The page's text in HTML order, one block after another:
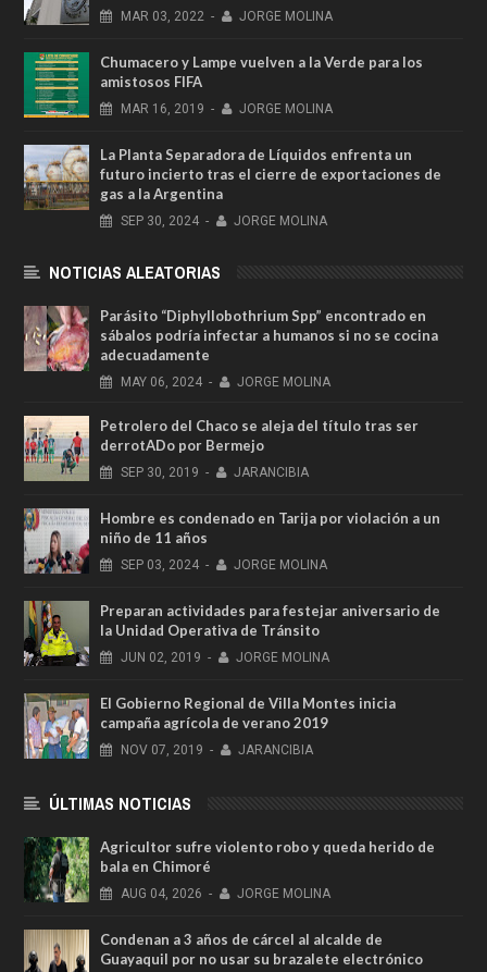
MAR 03, 2022 - JORGE MOLINA
Chumacero y Lampe vuelven a la Verde para los
amistosos FIFA
MAR 16, 2019 - JORGE MOLINA
La Planta Separadora de Líquidos enfrenta un
futuro incierto tras el cierre de exportaciones de
gas a la Argentina
SEP 30, 2024 - JORGE MOLINA
NOTICIAS ALEATORIAS
Parásito “Diphyllobothrium Spp” encontrado en
sábalos podría infectar a humanos si no se cocina
adecuadamente
MAY 06, 2024 - JORGE MOLINA
Petrolero del Chaco se aleja del título tras ser
derrotADo por Bermejo
SEP 30, 2019 - JARANCIBIA
Hombre es condenado en Tarija por violación a un
niño de 11 años
SEP 03, 2024 - JORGE MOLINA
Preparan actividades para festejar aniversario de
la Unidad Operativa de Tránsito
JUN 02, 2019 - JORGE MOLINA
El Gobierno Regional de Villa Montes inicia
campaña agrícola de verano 2019
NOV 07, 2019 - JARANCIBIA
ÚLTIMAS NOTICIAS
Agricultor sufre violento robo y queda herido de
bala en Chimoré
AUG 04, 2026 - JORGE MOLINA
Condenan a 3 años de cárcel al alcalde de
Guayaquil por no usar su brazalete electrónico